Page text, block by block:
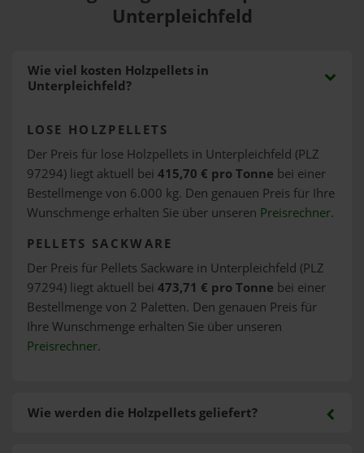
Unterpleichfeld
Wie viel kosten Holzpellets in
Unterpleichfeld?
LOSE HOLZPELLETS
Der Preis für lose Holzpellets in Unterpleichfeld (PLZ
97294) liegt aktuell bei 415,70 € pro Tonne bei einer
Bestellmenge von 6.000 kg. Den genauen Preis für Ihre
Wunschmenge erhalten Sie über unseren Preisrechner.
PELLETS SACKWARE
Der Preis für Pellets Sackware in Unterpleichfeld (PLZ
97294) liegt aktuell bei 473,71 € pro Tonne bei einer
Bestellmenge von 2 Paletten. Den genauen Preis für
Ihre Wunschmenge erhalten Sie über unseren
Preisrechner.
Wie werden die Holzpellets geliefert?